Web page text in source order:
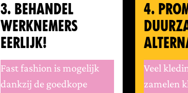
3. BEHANDEL
WERKNEMERS
EERLIJK!
Fast fashion is mogelijk
dankzij de goedkope
4.
Veel
zamelen